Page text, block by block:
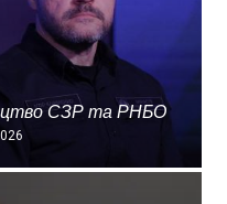
СЗР та РНБО